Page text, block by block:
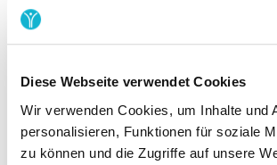
Diese Webseite verwendet Cookies
Wir verwenden Cookies, um Inhalte und
personalisieren, Funktionen für soziale
zu können und die Zugriffe auf unsere
nichts tun muss beziehungsweise eine
an Ehrenamtspunkten erreichen muss.
schade, das diese Person sich nicht am
beteiligt, es eröffnet dir aber auch die
450 Euro-Kraft einzustellen, die die
übernimmt. Alles hat also ein Für und